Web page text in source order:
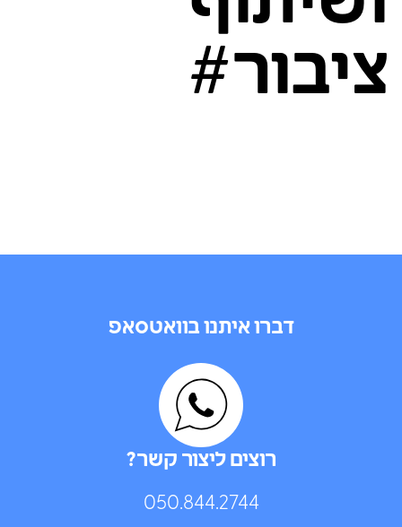
ציבור#
דברו איתנו בוואטסאפ
רוצים ליצור קשר?
050.844.2744⁩